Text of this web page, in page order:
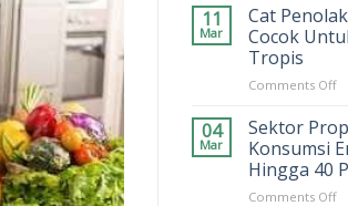
11
Mar
Cat
Cocok
Tropis
Comments Offon
Ini
04
Mar
Sektor
Konsumsi
Hingga 40
Comments Offon